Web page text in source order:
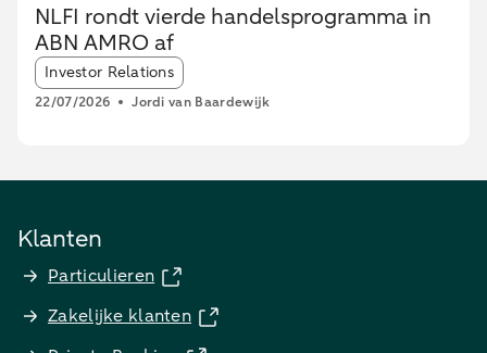
NLFI rondt vierde handelsprogramma in
ABN AMRO af
Article tags:
Investor Relations
22/07/2026 Jordi van Baardewijk
Klanten
Particulieren
Zakelijke klanten